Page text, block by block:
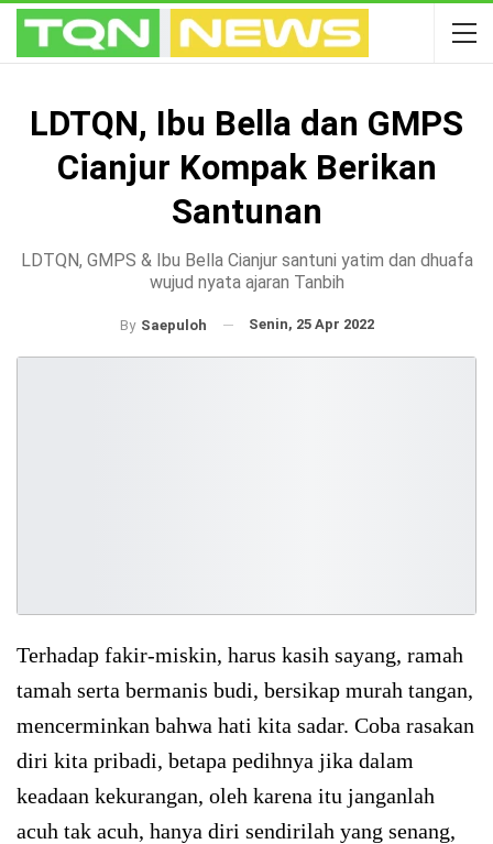
LDTQN, Ibu Bella dan GMPS
Cianjur Kompak Berikan
Santunan
LDTQN, GMPS & Ibu Bella Cianjur santuni yatim dan dhuafa
wujud nyata ajaran Tanbih
By Saepuloh Senin, 25 Apr 2022
Terhadap fakir-miskin, harus kasih sayang, ramah
tamah serta bermanis budi, bersikap murah tangan,
mencerminkan bahwa hati kita sadar. Coba rasakan
diri kita pribadi, betapa pedihnya jika dalam
keadaan kekurangan, oleh karena itu janganlah
acuh tak acuh, hanya diri sendirilah yang senang,